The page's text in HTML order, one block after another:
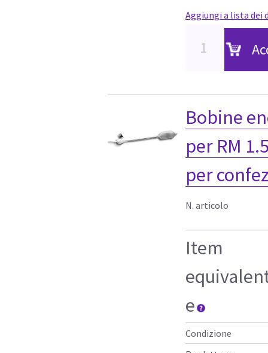
Aggiungi a lista dei
Bobine
per RM
per
N. articolo
Item
e
Condizione